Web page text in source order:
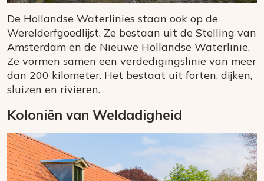
De Hollandse Waterlinies staan ook op de
Werelderfgoedlijst. Ze bestaan uit de Stelling van
Amsterdam en de Nieuwe Hollandse Waterlinie.
Ze vormen samen een verdedigingslinie van meer
dan 200 kilometer. Het bestaat uit forten, dijken,
sluizen en rivieren.
Koloniën van Weldadigheid